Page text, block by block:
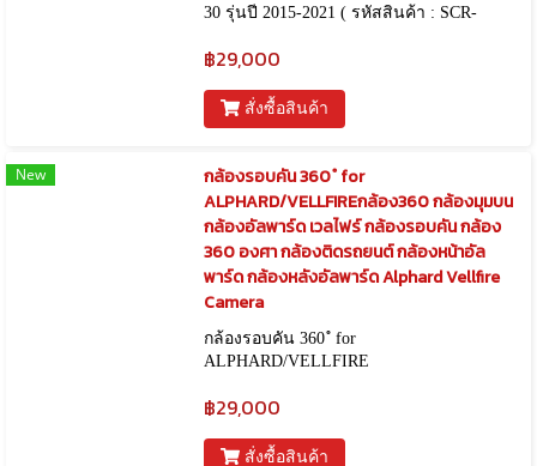
30 รุ่นปี 2015-2021 ( รหัสสินค้า : SCR-
฿29,000
สั่งซื้อสินค้า
New
กล้องรอบคัน 360 ํ for
ALPHARD/VELLFIREกล้อง360 กล้องมุมบน
กล้องอัลพาร์ด เวลไฟร์ กล้องรอบคัน กล้อง
360 องศา กล้องติดรถยนต์ กล้องหน้าอัล
พาร์ด กล้องหลังอัลพาร์ด Alphard Vellfire
Camera
กล้องรอบคัน 360 ํ for
ALPHARD/VELLFIRE
฿29,000
สั่งซื้อสินค้า